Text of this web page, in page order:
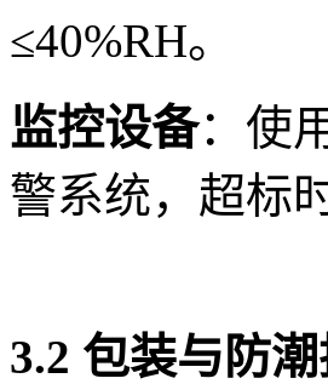
≤40%RH。
监控设备：使
警系统，超标
3.2 包装与防